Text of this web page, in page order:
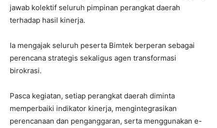
jawab kolektif seluruh pimpinan perangkat daerah
terhadap hasil kinerja.
Ia mengajak seluruh peserta Bimtek berperan sebagai
perencana strategis sekaligus agen transformasi
birokrasi.
Pasca kegiatan, setiap perangkat daerah diminta
memperbaiki indikator kinerja, mengintegrasikan
perencanaan dan penganggaran, serta menggunakan e-